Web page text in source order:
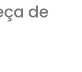
de